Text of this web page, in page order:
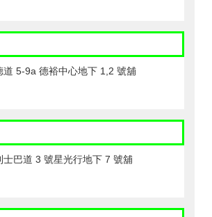
道 5-9a 德裕中心地下 1,2 號舖
士巴道 3 號星光行地下 7 號舖